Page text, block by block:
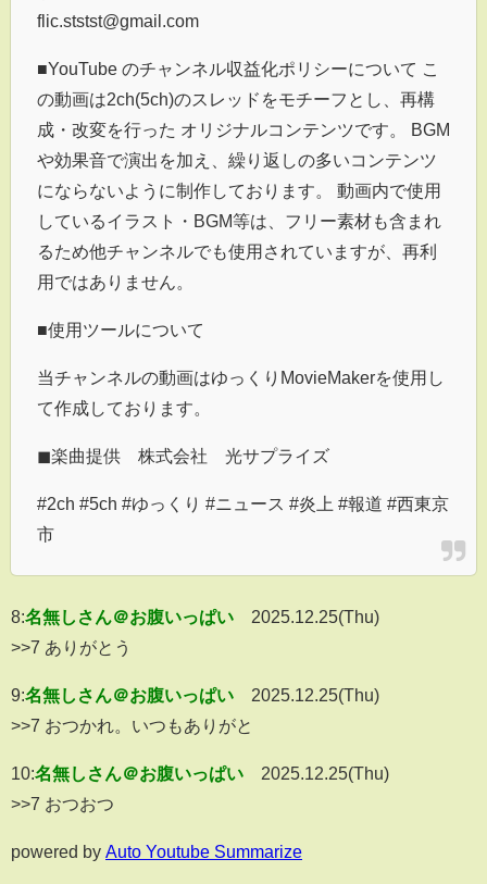
flic.ststst@gmail.com
■YouTube のチャンネル収益化ポリシーについて こ
の動画は2ch(5ch)のスレッドをモチーフとし、再構
成・改変を行った オリジナルコンテンツです。 BGM
や効果音で演出を加え、繰り返しの多いコンテンツ
にならないように制作しております。 動画内で使用
しているイラスト・BGM等は、フリー素材も含まれ
るため他チャンネルでも使用されていますが、再利
用ではありません。
■使用ツールについて
当チャンネルの動画はゆっくりMovieMakerを使用し
て作成しております。
◼︎楽曲提供 株式会社 光サプライズ
#2ch #5ch #ゆっくり #ニュース #炎上 #報道 #西東京
市
8:名無しさん＠お腹いっぱい
2025.12.25(Thu)
>>7 ありがとう
9:名無しさん＠お腹いっぱい
2025.12.25(Thu)
>>7 おつかれ。いつもありがと
10:名無しさん＠お腹いっぱい
2025.12.25(Thu)
>>7 おつおつ
powered by Auto Youtube Summarize